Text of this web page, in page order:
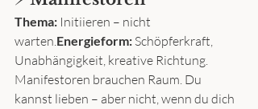
Thema: Initiieren – nicht
warten.Energieform: Schöpferkraft,
Unabhängigkeit, kreative Richtung.
Manifestoren brauchen Raum. Du
kannst lieben – aber nicht, wenn du dich